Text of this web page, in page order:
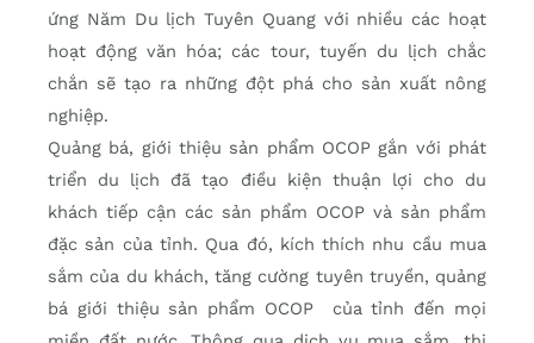
ứng Năm Du lịch Tuyên Quang với nhiều các hoạt
hoạt động văn hóa; các tour, tuyến du lịch chắc
chắn sẽ tạo ra những đột phá cho sản xuất nông
nghiệp.
Quảng bá, giới thiệu sản phẩm OCOP gắn với phát
triển du lịch đã tạo điều kiện thuận lợi cho du
khách tiếp cận các sản phẩm OCOP và sản phẩm
đặc sản của tỉnh. Qua đó, kích thích nhu cầu mua
sắm của du khách, tăng cường tuyên truyền, quảng
bá giới thiệu sản phẩm OCOP của tỉnh đến mọi